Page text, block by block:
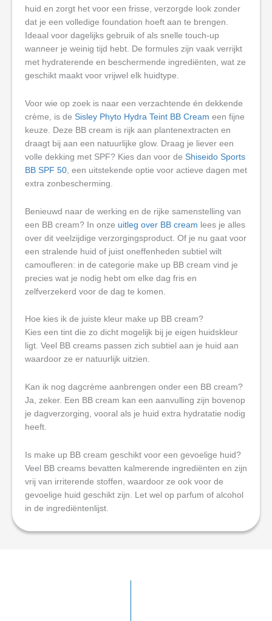
huid en zorgt het voor een frisse, verzorgde look zonder
dat je een volledige foundation hoeft aan te brengen.
Ideaal voor dagelijks gebruik of als snelle touch-up
wanneer je weinig tijd hebt. De formules zijn vaak verrijkt
met hydraterende en beschermende ingrediënten, wat ze
geschikt maakt voor vrijwel elk huidtype.
Voor wie op zoek is naar een verzachtende én dekkende
crème, is de Sisley Phyto Hydra Teint BB Cream een fijne
keuze. Deze BB cream is rijk aan plantenextracten en
draagt bij aan een natuurlijke glow. Draag je liever een
volle dekking met SPF? Kies dan voor de Shiseido Sports
BB SPF 50 , een uitstekende optie voor actieve dagen met
extra zonbescherming.
Benieuwd naar de werking en de rijke samenstelling van
een BB cream? In onze uitleg over BB cream lees je alles
over dit veelzijdige verzorgingsproduct. Of je nu gaat voor
een stralende huid of juist oneffenheden subtiel wilt
camoufleren: in de categorie make up BB cream vind je
precies wat je nodig hebt om elke dag fris en
zelfverzekerd voor de dag te komen.
Hoe kies ik de juiste kleur make up BB cream?
Kies een tint die zo dicht mogelijk bij je eigen huidskleur
ligt. Veel BB creams passen zich subtiel aan je huid aan
waardoor ze er natuurlijk uitzien.
Kan ik nog dagcrème aanbrengen onder een BB cream?
Ja, zeker. Een BB cream kan een aanvulling zijn bovenop
je dagverzorging, vooral als je huid extra hydratatie nodig
heeft.
Is make up BB cream geschikt voor een gevoelige huid?
Veel BB creams bevatten kalmerende ingrediënten en zijn
vrij van irriterende stoffen, waardoor ze ook voor de
gevoelige huid geschikt zijn. Let wel op parfum of alcohol
in de ingrediëntenlijst.